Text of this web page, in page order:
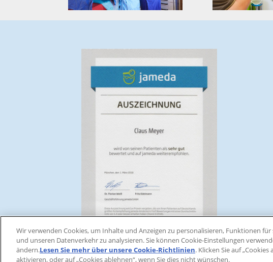
Wir verwenden Cookies, um Inhalte und Anzeigen zu personalisieren, Funktionen
und unseren Datenverkehr zu analysieren. Sie können Cookie-Einstellungen
ändern.Lesen Sie mehr über unsere Cookie-Richtlinien(opens in a new tab)
. Klicken Sie auf
aktivieren, oder auf „Cookies ablehnen“, wenn Sie dies nicht wünschen.